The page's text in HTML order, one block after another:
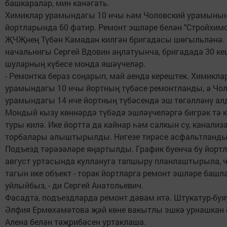
башкаралар, мин канәгать.
Химиклар урамындагы 10 нчы һәм Чоловский
йортларында 60 фатир. Ремонт эшләре белән
ҖЧҖнең Түбән Камадан килгән бригадасы шөгыльләнә.
начальнигы Сергей Вдовин аңлатуынча, бригадада 30
шуларның күбесе монда яшәүчеләр.
- Ремонтка бераз соңарып, май аенда керештек.
урамындагы 10 нчы йортның түбәсе ремонтланды, ә
урамындагы 14 нче йортның түбәсендә эш төгәлләнү
Мондый кызу көннәрдә түбәдә эшләүчеләргә бигрәк тә
туры килә. Ике йортта да кайнар һәм салкын су,
торбалары алыштырылды. Нигезе тирәсе
Подъезд тәрәзәләре яңартылды. График буенча бу
август уртасында куллануга тапшыру планлаштырыла,
тагын ике объект - торак йортларга ремонт эшләре
уйлыйбыз, - ди Сергей Анатольевич.
Фасадта, подъездларда ремонт дәвам итә. Штукатур-
Әлфия Ермөхәмәтова җәй көне вакытлы эшкә
Алена белән тәҗрибәсен уртаклаша.